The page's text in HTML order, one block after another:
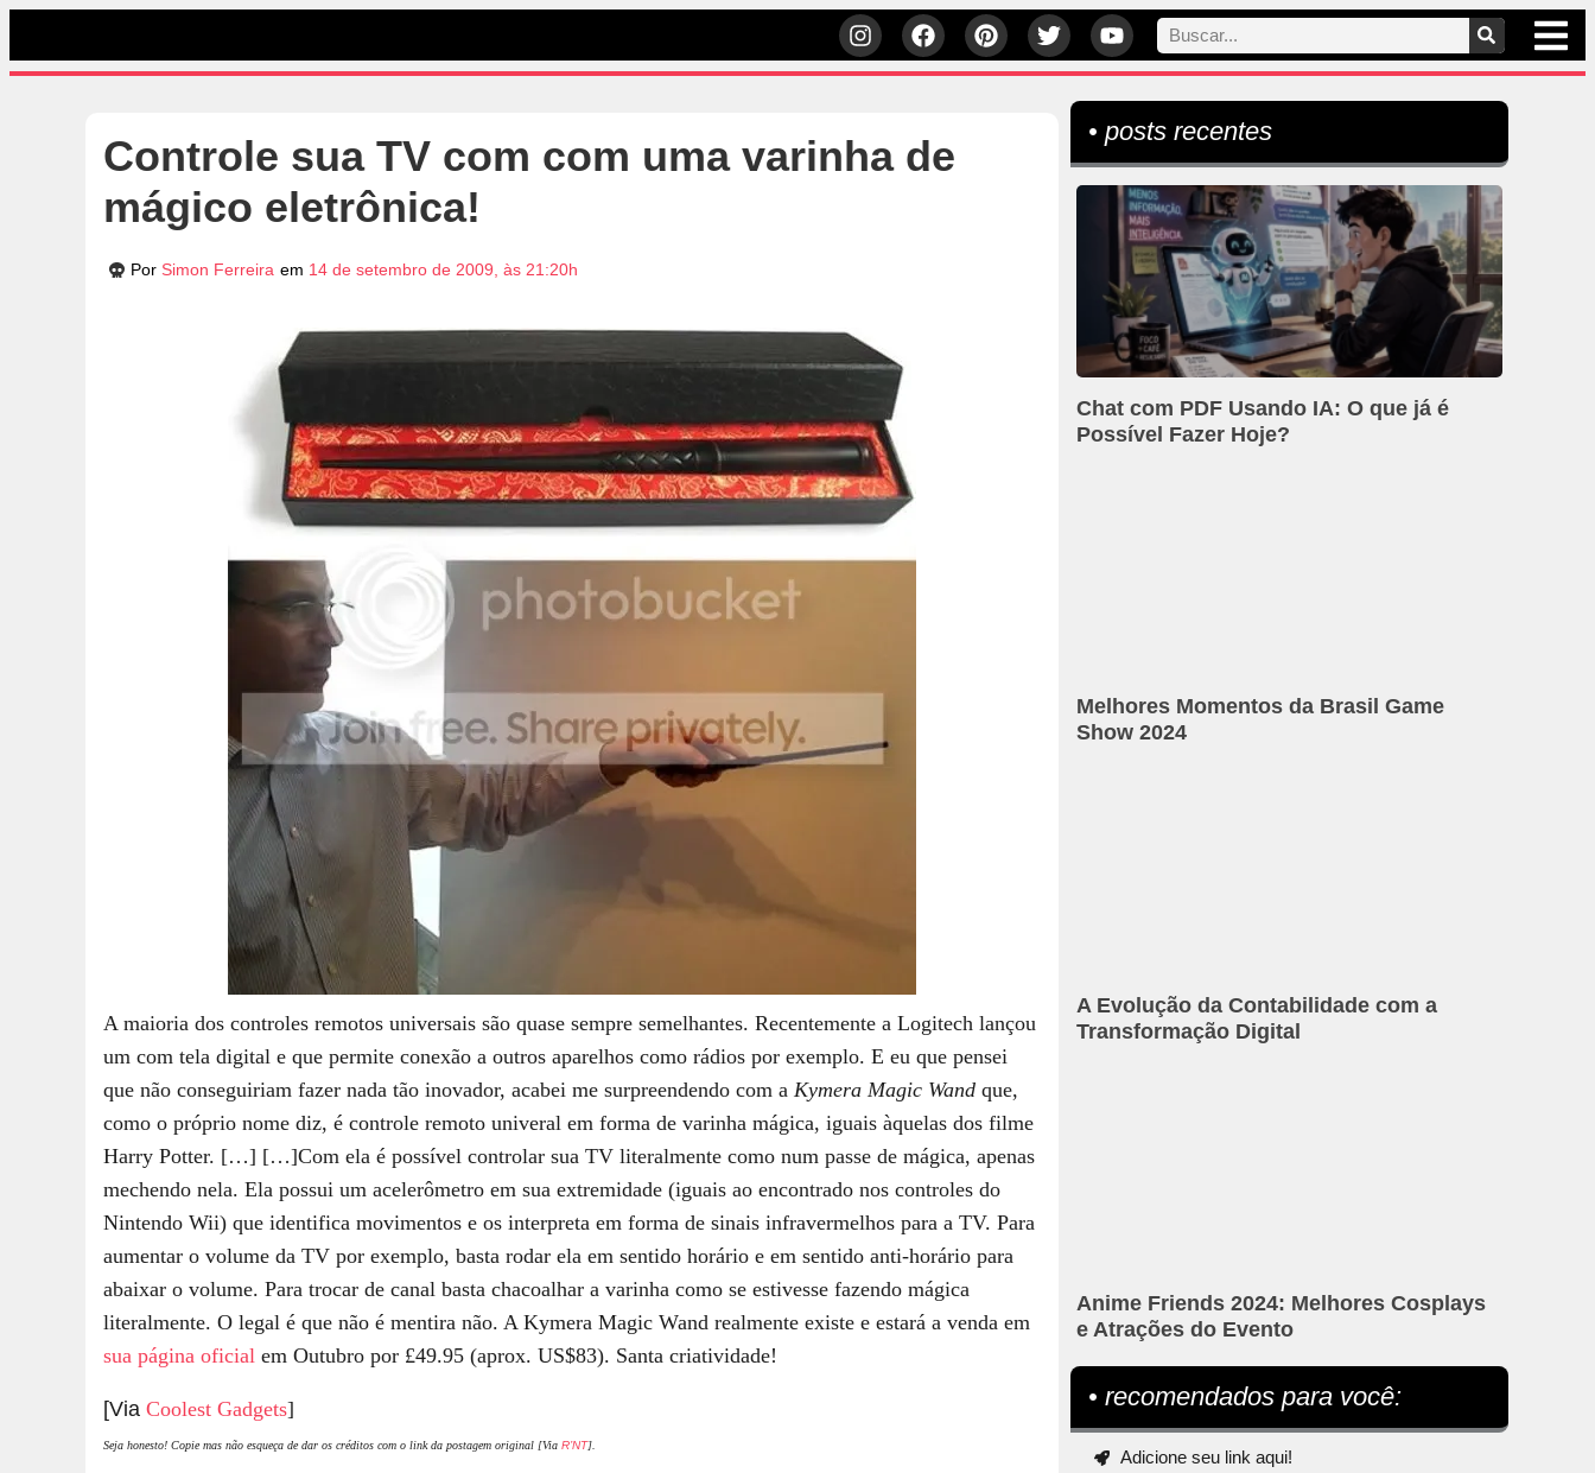
Controle sua TV com com uma varinha de
mágico eletrônica!
Por Simon Ferreira em 14 de setembro de 2009, às 21:20h
A maioria dos controles remotos universais são quase sempre semelhantes. Recentemente a Logitech lançou
um com tela digital e que permite conexão a outros aparelhos como rádios por exemplo. E eu que pensei
que não conseguiriam fazer nada tão inovador, acabei me surpreendendo com a Kymera Magic Wand que,
como o próprio nome diz, é controle remoto univeral em forma de varinha mágica, iguais àquelas dos filme
Harry Potter. […] […]Com ela é possível controlar sua TV literalmente como num passe de mágica, apenas
mechendo nela. Ela possui um acelerômetro em sua extremidade (iguais ao encontrado nos controles do
Nintendo Wii) que identifica movimentos e os interpreta em forma de sinais infravermelhos para a TV. Para
aumentar o volume da TV por exemplo, basta rodar ela em sentido horário e em sentido anti-horário para
abaixar o volume. Para trocar de canal basta chacoalhar a varinha como se estivesse fazendo mágica
literalmente. O legal é que não é mentira não. A Kymera Magic Wand realmente existe e estará a venda em
sua página oficial em Outubro por £49.95 (aprox. US$83). Santa criatividade!
[Via Coolest Gadgets]
Seja honesto! Copie mas não esqueça de dar os créditos com o link da postagem original [Via R’NT].
• posts recentes
Chat com PDF Usando IA: O que já é
Possível Fazer Hoje?
Melhores Momentos da Brasil Game
Show 2024
A Evolução da Contabilidade com a
Transformação Digital
Anime Friends 2024: Melhores Cosplays
e Atrações do Evento
• recomendados para você:
Adicione seu link aqui!